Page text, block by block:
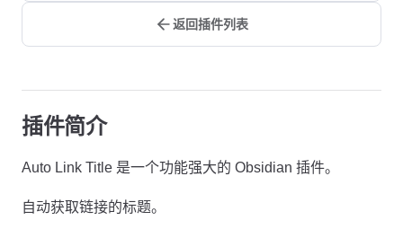
返回插件列表
插件简介
Auto Link Title 是一个功能强大的 Obsidian 插件。
自动获取链接的标题。